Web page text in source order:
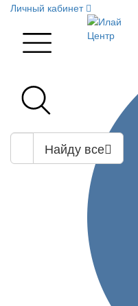
Личный кабинет
Найду все